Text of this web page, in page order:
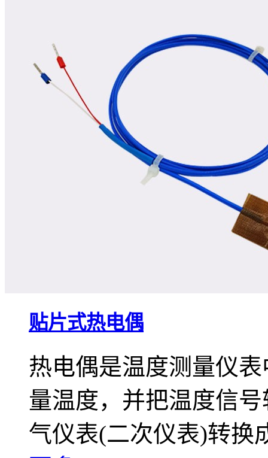
贴片式热电偶
热电偶是温度测量仪
量温度，并把温度信
气仪表(二次仪表)转换